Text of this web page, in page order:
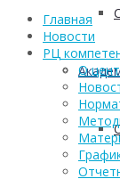
Главная
Новости
РЦ
О